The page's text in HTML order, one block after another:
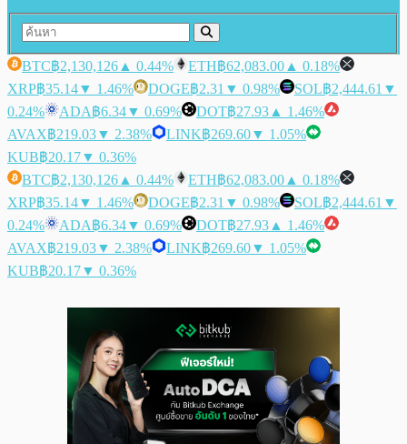
BTC฿2,130,126 ▲ 0.44% ETH฿62,083.00 ▲ 0.18%
XRP฿35.14▼ 1.46% DOGE฿2.31 ▼ 0.98% SOL฿2,444.61 ▼
0.24%
ADA฿6.34▼ 0.69% DOT฿27.93 ▲ 1.46%
AVAX฿219.03▼ 2.38% LINK฿269.60▼ 1.05%
KUB฿20.17▼ 0.36%
BTC฿2,130,126 ▲ 0.44% ETH฿62,083.00 ▲ 0.18%
XRP฿35.14▼ 1.46% DOGE฿2.31 ▼ 0.98% SOL฿2,444.61 ▼
0.24%
ADA฿6.34▼ 0.69% DOT฿27.93 ▲ 1.46%
AVAX฿219.03▼ 2.38% LINK฿269.60▼ 1.05%
KUB฿20.17▼ 0.36%